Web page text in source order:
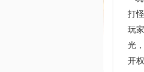
打
玩
光
开